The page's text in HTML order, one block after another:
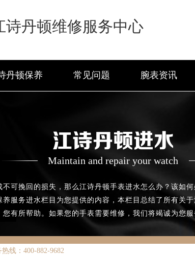
诗丹顿维修服务中心
丹顿保养 常见问题 腕表资讯
江诗丹顿进水
Maintain and repair your watch
可挽回的损失，那么江诗丹顿手表进水怎么办？该如
服务进水栏目为您提供的内容，本栏目总结了所有关
您有所帮助。如果您的手表需要维修，我们将竭诚为您服
升级公告
线：400-882-9682